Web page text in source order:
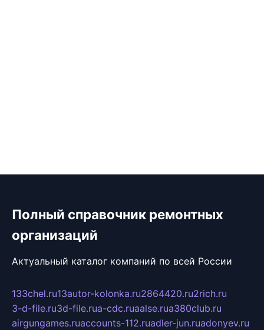
Полный справочник ремонтных
организаций
Актуальный каталог компаний по всей России
133chel.ru13autor-kolonka.ru2864420.ru2rich.ru
3-d-file.ru3d-file.rua-cdc.ruaalse.rua380club.ru
airgungames.ruaccounts-112.ruadler-jun.ruadonyev.ru